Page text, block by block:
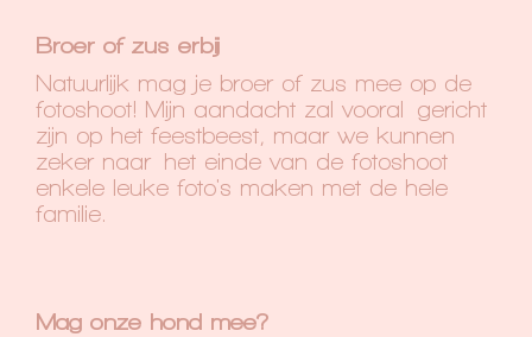
Broer of zus erbij
Natuurlijk mag je broer of zus mee op de
fotoshoot! Mijn aandacht zal vooral gericht
zijn op het feestbeest, maar we kunnen
zeker naar het einde van de fotoshoot
enkele leuke foto's maken met de hele
familie.
Mag onze hond mee?